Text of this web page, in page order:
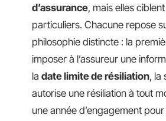
d’assurance, mais elles
particuliers. Chacune repose
philosophie distincte : la
imposer à l’assureur une
la date limite de résiliation, la
autorise une résiliation à tout
une année d’engagement